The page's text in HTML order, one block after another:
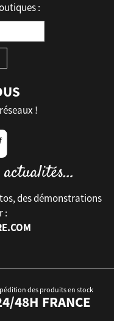
:
!
des démonstrations
:
des produits en stock
48H FRANCE